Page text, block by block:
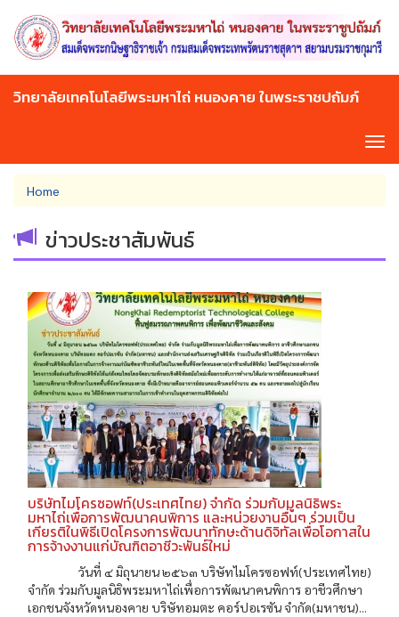
main
content
วิทยาลัยเทคโนโลยีพระมหาไถ่ หนองคาย ในพระราชปถัมภ์
You
are
here
Home
ข่าวประชาสัมพันธ์
บริษัทไมโครซอฟท์(ประเทศไทย) จำกัด ร่วมกับมูลนิธิพระ
มหาไถ่เพื่อการพัฒนาคนพิการ และหน่วยงานอื่นๆ ร่วมเป็น
เกียรติในพิธีเปิดโครงการพัฒนาทักษะด้านดิจิทัลเพื่อโอกาสใน
การจ้างงานแก่บัณฑิตอาชีวะพันธ์ใหม่
วันที่ ๔ มิถุนายน ๒๕๖๓ บริษัทไมโครซอฟท์(ประเทศไทย)
จำกัด ร่วมกับมูลนิธิพระมหาไถ่เพื่อการพัฒนาคนพิการ อาชีวศึกษา
เอกชนจังหวัดหนองคาย บริษัทอมตะ คอร์ปอเรซัน จำกัด(มหาชน)...